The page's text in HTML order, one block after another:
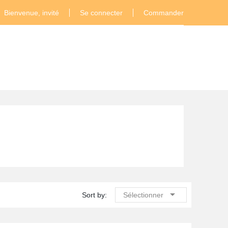
Bienvenue, invité Se connecter Commander
Sort by: Sélectionner 